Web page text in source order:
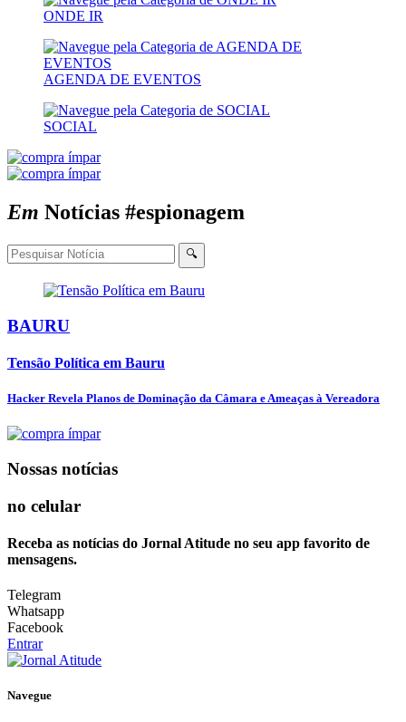
ONDE IR
AGENDA DE EVENTOS
SOCIAL
Em Notícias #espionagem
🔍
BAURU
Tensão Política em Bauru
Hacker Revela Planos de Dominação da Câmara e Ameaças à Vereadora
Nossas notícias
no celular
Receba as notícias do Jornal Atitude no seu app favorito de
mensagens.
Telegram
Whatsapp
Facebook
Entrar
Navegue